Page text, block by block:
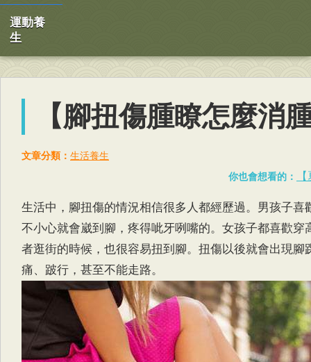
運動養
生
【腳扭傷腫瞭怎麼消
文章分類： 生活養生
你也會想看的：
生活中，腳扭傷的情況相信很多人都經歷過。男孩子喜
不小心就會崴到腳，疼得呲牙咧嘴的。女孩子都喜歡穿
者逛街的時候，也很容易扭到腳。扭傷以後就會出現腳
痛、跛行，甚至不能走路。